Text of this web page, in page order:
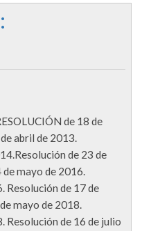
de 18 de
abril de 2013.
de 23 de
mayo de 2016.
Resolución de 17 de
mayo de 2018.
Resolución de 16 de julio